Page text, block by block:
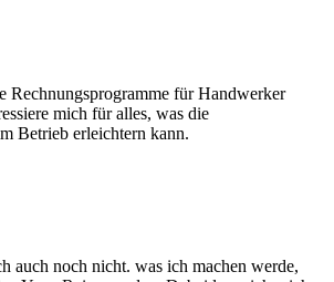
Rechnungsprogramme für Handwerker
mich für alles, was die
Betrieb erleichtern kann.
auch noch nicht. was ich machen werde,